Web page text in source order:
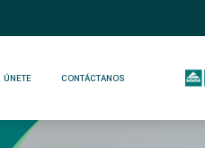
ÚNETE CONTÁCTANOS